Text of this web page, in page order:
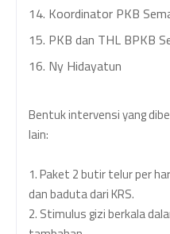
14. Koordinator PKB
15. PKB dan THL BPKB
16. Ny Hidayatun
Bentuk intervensi yang
lain:
1. Paket 2 butir telur per
dan baduta dari KRS.
2. Stimulus gizi berkala